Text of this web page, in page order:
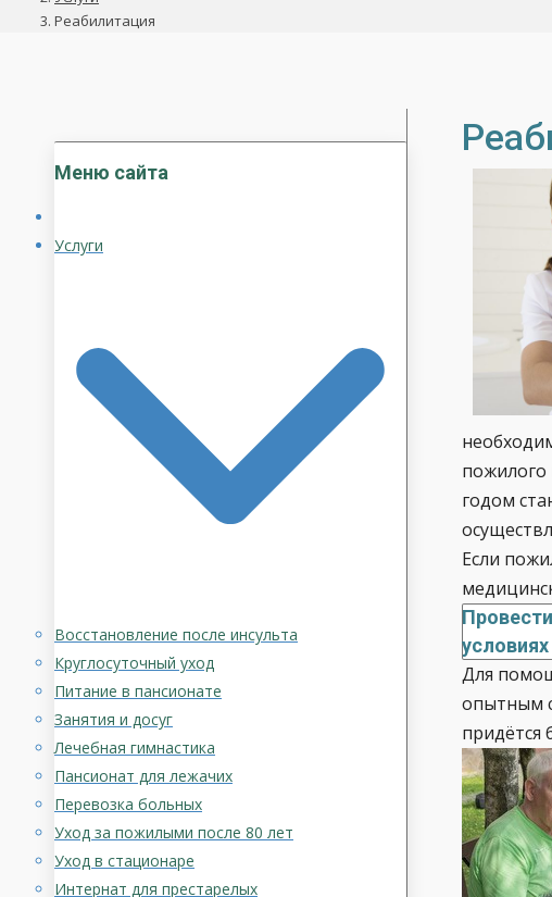
Реабилитация
пожилого
годом
Если
Для
опытным
придётся
Меню сайта
Услуги
Восстановление после инсульта
Круглосуточный уход
Питание в пансионате
Занятия и досуг
Лечебная гимнастика
Пансионат для лежачих
Перевозка больных
Уход за пожилыми после 80 лет
Уход в стационаре
Интернат для престарелых